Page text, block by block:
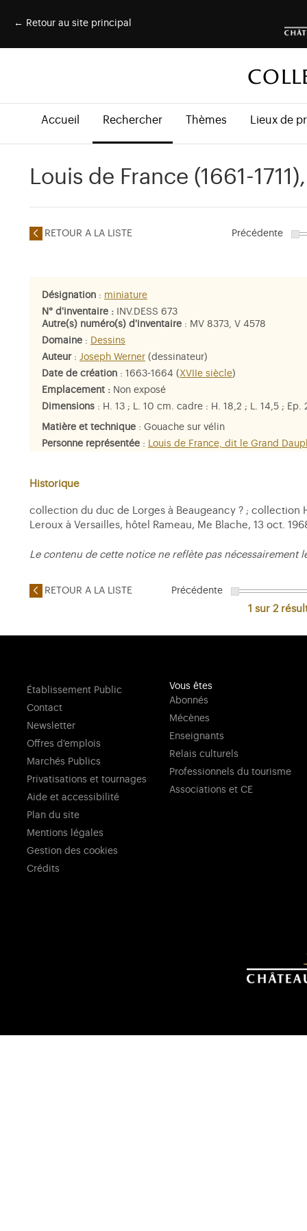
← Retour au site principal
Accueil Rechercher Thèmes Lieux de
Louis de France (1661-
RETOUR A LA LISTE Précédente
Désignation : miniature
N° d'inventaire : INV.DESS 673
Autre(s) numéro(s) d'inventaire : MV 8373, V 4578
Domaine : Dessins
Auteur: Joseph Werner (dessinateur)
Date de création : 1663-1664 ( XVIIe siècle)
Emplacement : Non exposé
Dimensions : H. 13 ; L. 10 cm. cadre : H. 18,2 ; L. 14,5 ; Ep.
Matière et technique : Gouache sur vélin
Personne représentée : Louis de France, dit le Grand
Historique
collection du duc de Lorges à Beaugeancy ? ;
Leroux à Versailles, hôtel Rameau, Me Blache, 13 oct.
Le contenu de cette notice ne reflète pas nécessairement
RETOUR A LA LISTE Précédente
1 sur 2
Établissement Public
Contact
Newsletter
Offres d'emplois
Marchés Publics
Privatisations et tournages
Aide et accessibilité
Plan du site
Mentions légales
Gestion des cookies
Crédits
Vous êtes
Abonnés
Mécènes
Enseignants
Relais culturels
Professionnels du tourisme
Associations et CE